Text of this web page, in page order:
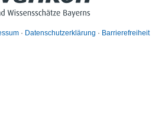
Datenschutzerklärung Barrierefreiheit